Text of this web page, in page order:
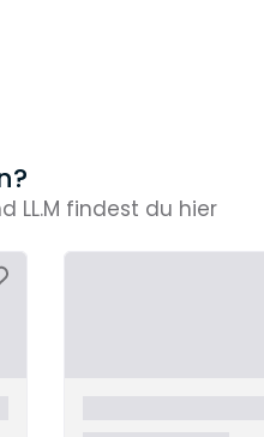
LL.M findest du hier